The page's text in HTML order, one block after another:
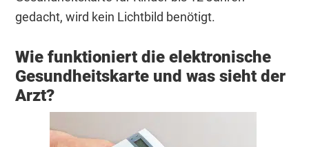
gedacht, wird kein Lichtbild benötigt.
Wie funktioniert die elektronische
Gesundheitskarte und was sieht der
Arzt?